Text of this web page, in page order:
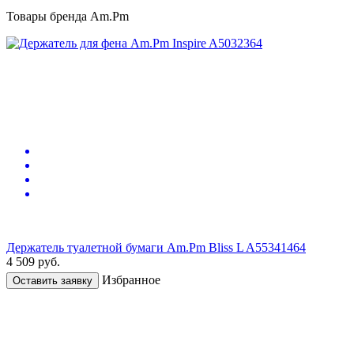
Товары бренда Am.Pm
Держатель туалетной бумаги Am.Pm Bliss L A55341464
4 509 руб.
Оставить заявку Избранное